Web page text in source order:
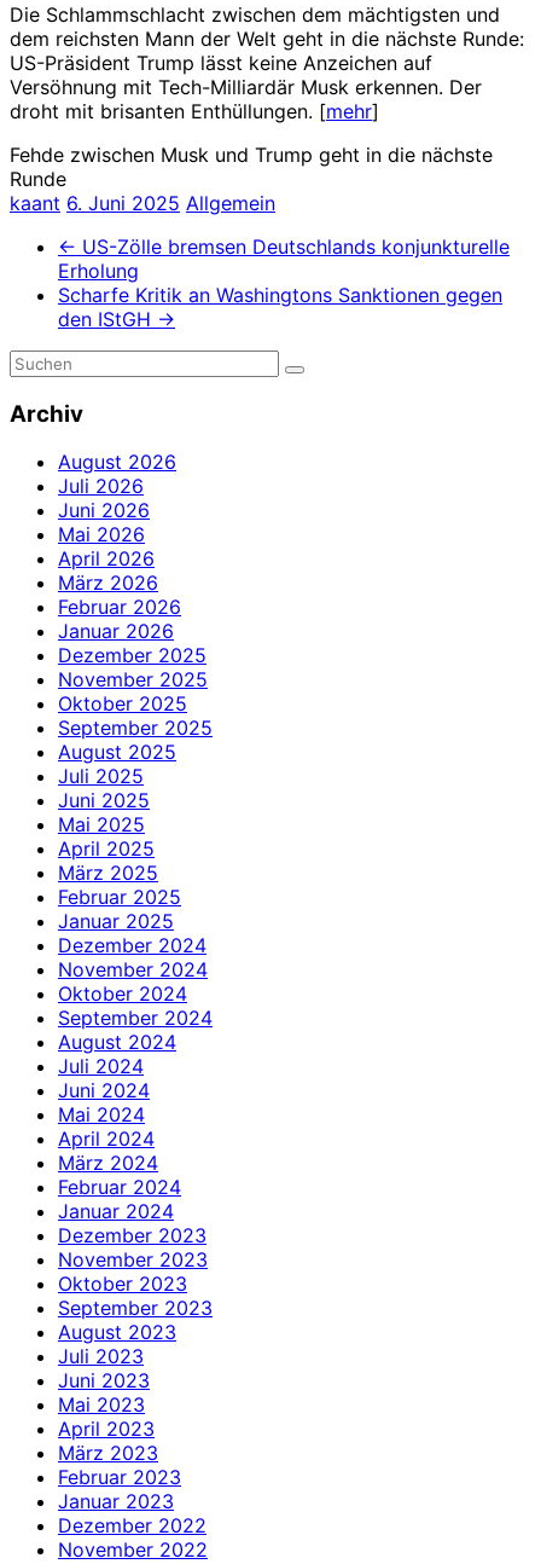
Die Schlammschlacht zwischen dem mächtigsten und
dem reichsten Mann der Welt geht in die nächste Runde:
US-Präsident Trump lässt keine Anzeichen auf
Versöhnung mit Tech-Milliardär Musk erkennen. Der
droht mit brisanten Enthüllungen. [mehr]
Fehde zwischen Musk und Trump geht in die nächste
Runde
kaant 6. Juni 2025 Allgemein
← US-Zölle bremsen Deutschlands konjunkturelle
Erholung
Scharfe Kritik an Washingtons Sanktionen gegen
den IStGH →
Archiv
August 2026
Juli 2026
Juni 2026
Mai 2026
April 2026
März 2026
Februar 2026
Januar 2026
Dezember 2025
November 2025
Oktober 2025
September 2025
August 2025
Juli 2025
Juni 2025
Mai 2025
April 2025
März 2025
Februar 2025
Januar 2025
Dezember 2024
November 2024
Oktober 2024
September 2024
August 2024
Juli 2024
Juni 2024
Mai 2024
April 2024
März 2024
Februar 2024
Januar 2024
Dezember 2023
November 2023
Oktober 2023
September 2023
August 2023
Juli 2023
Juni 2023
Mai 2023
April 2023
März 2023
Februar 2023
Januar 2023
Dezember 2022
November 2022